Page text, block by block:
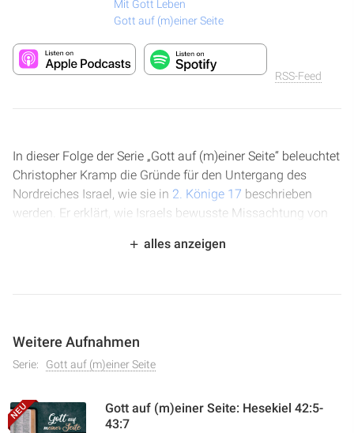
Mit Gott Leben
Gott auf (m)einer Seite
RSS-Feed
In dieser Folge der Serie „Gott auf (m)einer Seite“ beleuchtet
Christopher Kramp die Gründe für den Untergang des
Nordreiches Israel, wie sie in 2. Könige 17 beschrieben
werden. Er erklärt, wie Israels bewusste Missachtung von
initiiert durch Jerobeam, zu einer dauerhaften Abkehr und
alles anzeigen
Weitere Aufnahmen
Serie: Gott auf (m)einer Seite
Gott auf (m)einer Seite: Hesekiel 42:5-
43:7